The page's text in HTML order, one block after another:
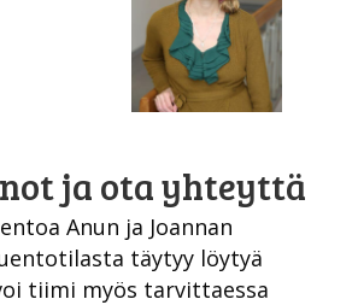
ja ota yhteyttä
Anun ja Joannan
täytyy löytyä
tiimi myös tarvittaessa